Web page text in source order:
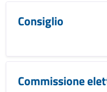
Consiglio
Commissione